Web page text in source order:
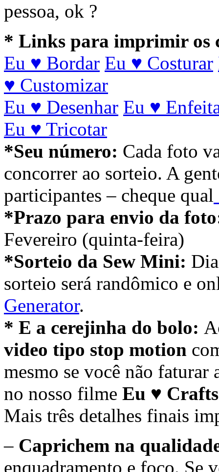
pessoa, ok ?
* Links para imprimir os
Eu ♥ Bordar Eu ♥ Costurar
♥ Customizar
Eu ♥ Desenhar Eu ♥
Eu ♥ Tricotar
*Seu número: Cada foto
concorrer ao sorteio. A
participantes – cheque qual
*Prazo para envio da
Fevereiro (quinta-feira)
*Sorteio da Sew Mini:
sorteio será randômico e
Generator.
* E a cerejinha do bolo:
video tipo stop motion
mesmo se você não faturar
no nosso filme Eu ♥ Crafts
Mais três detalhes finais
– Caprichem na
enquadramento e foco. Se